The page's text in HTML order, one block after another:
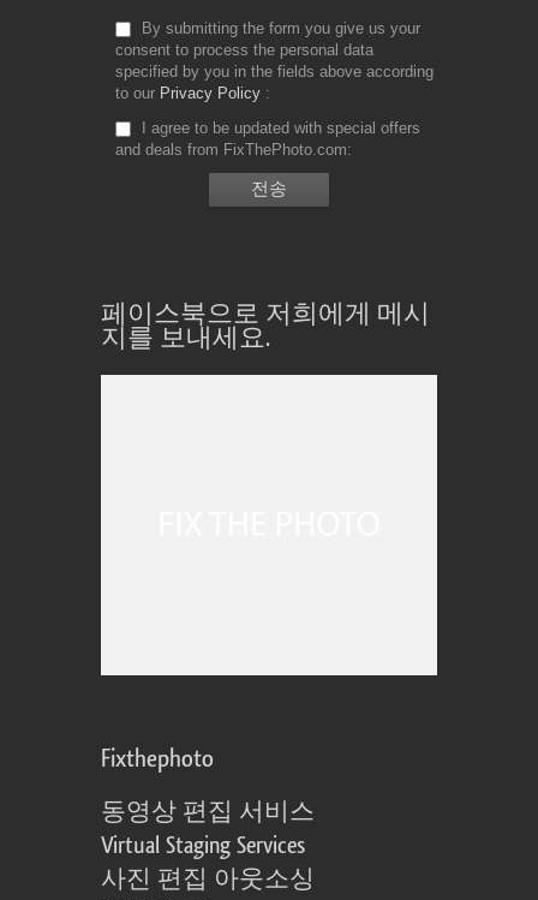
By submitting the form you give us your
consent to process the personal data
specified by you in the fields above according
to our Privacy Policy
I agree to be updated with special offers
and deals from FixThePhoto.com
페이스북으로 저희에게 메시
지를 보내세요.
Fixthephoto
동영상 편집 서비스
Virtual Staging Services
사진 편집 아웃소싱